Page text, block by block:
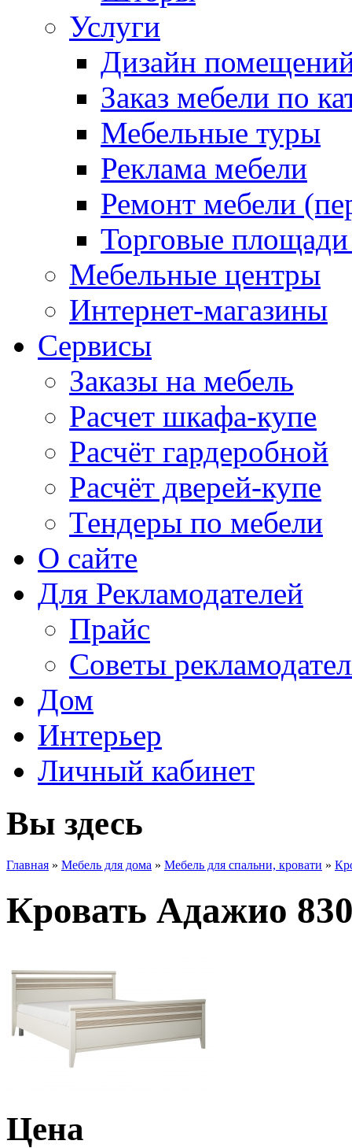
Услуги
Дизайн
Заказ мебели по
Мебельные туры
Реклама мебели
Ремонт мебели
Торговые
Мебельные центры
Интернет-магазины
Сервисы
Заказы на мебель
Расчет шкафа-купе
Расчёт гардеробной
Расчёт дверей-купе
Тендеры по мебели
О сайте
Для Рекламодателей
Прайс
Советы
Дом
Интерьер
Личный кабинет
Вы здесь
Главная » Мебель для дома » Мебель для спальни, кровати »
Кровать Адажио
Цена